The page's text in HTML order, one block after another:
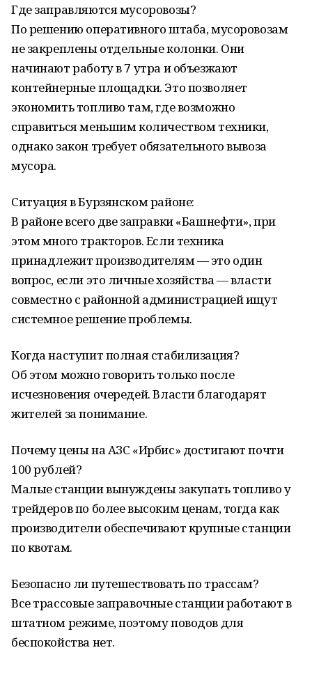
Где заправляются мусоровозы?
По решению оперативного штаба, мусоровозам
не закреплены отдельные колонки. Они
начинают работу в 7 утра и объезжают
контейнерные площадки. Это позволяет
экономить топливо там, где возможно
справиться меньшим количеством техники,
однако закон требует обязательного вывоза
мусора.
Ситуация в Бурзянском районе:
В районе всего две заправки «Башнефти», при
этом много тракторов. Если техника
принадлежит производителям — это один
вопрос, если это личные хозяйства — власти
совместно с районной администрацией ищут
системное решение проблемы.
Когда наступит полная стабилизация?
Об этом можно говорить только после
исчезновения очередей. Власти благодарят
жителей за понимание.
Почему цены на АЗС «Ирбис» достигают почти
100 рублей?
Малые станции вынуждены закупать топливо у
трейдеров по более высоким ценам, тогда как
производители обеспечивают крупные станции
по квотам.
Безопасно ли путешествовать по трассам?
Все трассовые заправочные станции работают в
штатном режиме, поэтому поводов для
беспокойства нет.